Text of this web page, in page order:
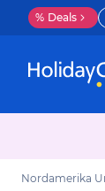
% Deals
Nordamerika